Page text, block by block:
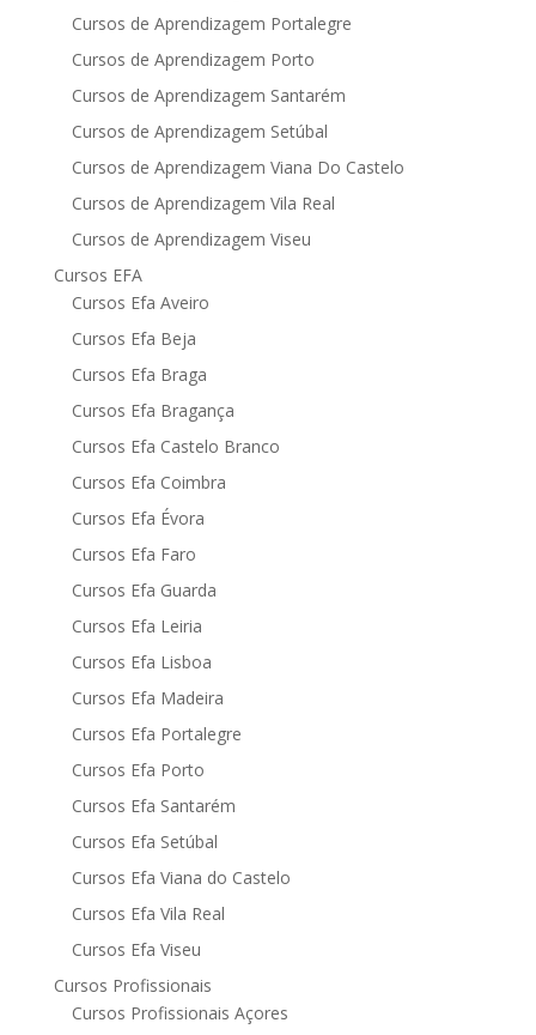
Cursos de Aprendizagem Portalegre
Cursos de Aprendizagem Porto
Cursos de Aprendizagem Santarém
Cursos de Aprendizagem Setúbal
Cursos de Aprendizagem Viana Do Castelo
Cursos de Aprendizagem Vila Real
Cursos de Aprendizagem Viseu
Cursos EFA
Cursos Efa Aveiro
Cursos Efa Beja
Cursos Efa Braga
Cursos Efa Bragança
Cursos Efa Castelo Branco
Cursos Efa Coimbra
Cursos Efa Évora
Cursos Efa Faro
Cursos Efa Guarda
Cursos Efa Leiria
Cursos Efa Lisboa
Cursos Efa Madeira
Cursos Efa Portalegre
Cursos Efa Porto
Cursos Efa Santarém
Cursos Efa Setúbal
Cursos Efa Viana do Castelo
Cursos Efa Vila Real
Cursos Efa Viseu
Cursos Profissionais
Cursos Profissionais Açores